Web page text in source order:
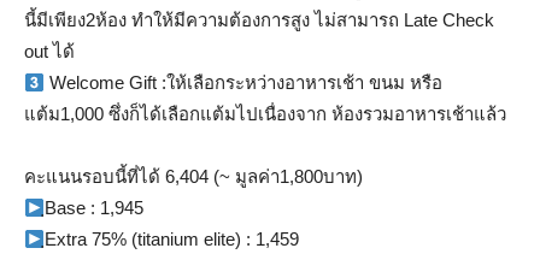
นี้มีเพียง2ห้อง ทำให้มีความต้องการสูง ไม่สามารถ Late Check
out ได้
Welcome Gift :ให้เลือกระหว่างอาหารเช้า ขนม หรือ
แต้ม1,000 ซึ่งก็ได้เลือกแต้มไปเนื่องจาก ห้องรวมอาหารเช้าแล้ว
คะแนนรอบนี้ที่ได้ 6,404 (~ มูลค่า1,800บาท)
ฺBase : 1,945
ฺExtra 75% (titanium elite) : 1,459